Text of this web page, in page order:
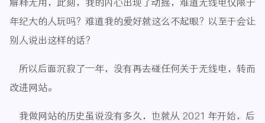
解释无用，此刻，我的内心出现了动摇，难道无线电仅限于
年纪大的人玩吗？难道我的爱好就这么不起眼？以至于会让
别人说出这样的话？
所以后面沉寂了一年，没有再去碰任何关于无线电，转而
改进网站。
我做网站的历史虽说没有多久，也就从 2021 年开始，后